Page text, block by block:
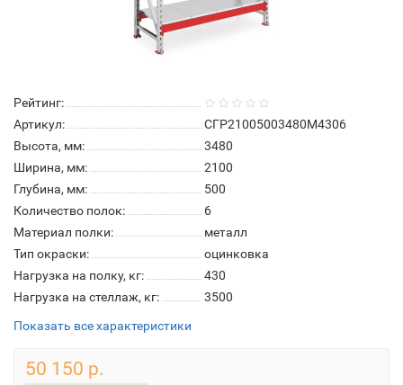
Рейтинг:
Артикул:
СГР21005003480M4306
Высота, мм:
3480
Ширина, мм:
2100
Глубина, мм:
500
Количество полок:
6
Материал полки:
металл
Тип окраски:
оцинковка
Нагрузка на полку, кг:
430
Нагрузка на стеллаж, кг:
3500
Показать все характеристики
50 150 р.